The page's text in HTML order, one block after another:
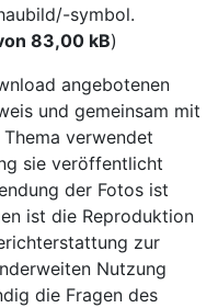
symbol.
83,00 kB)
angebotenen
und gemeinsam mit
verwendet
sie veröffentlicht
der Fotos ist
ist die Reproduktion
zur
Nutzung
die Fragen des